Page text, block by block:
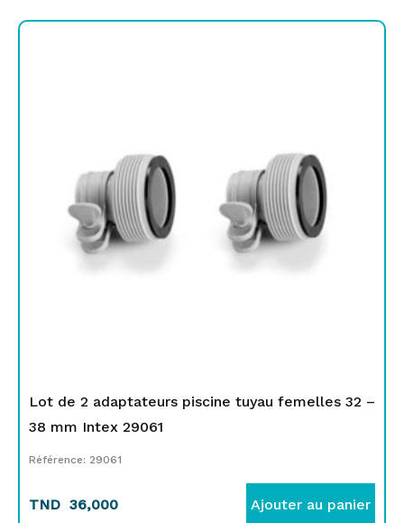
Lot de 2 adaptateurs piscine tuyau femelles 32 –
38 mm Intex 29061
Référence: 29061
TND 36,000 Ajouter au panier